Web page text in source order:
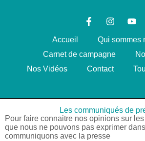
Accueil
Qui sommes
Carnet de campagne
Nos Vidéos
Contact
Les communiqués de
Pour faire connaitre nos opinions sur
que nous ne pouvons pas exprimer
communiquons avec la presse